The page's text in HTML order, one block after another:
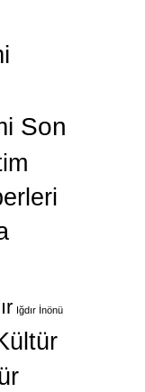
Son
Iğdır İnönü